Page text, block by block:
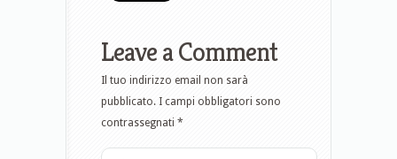
Leave a Comment
Il tuo indirizzo email non sarà
pubblicato. I campi obbligatori sono
contrassegnati *